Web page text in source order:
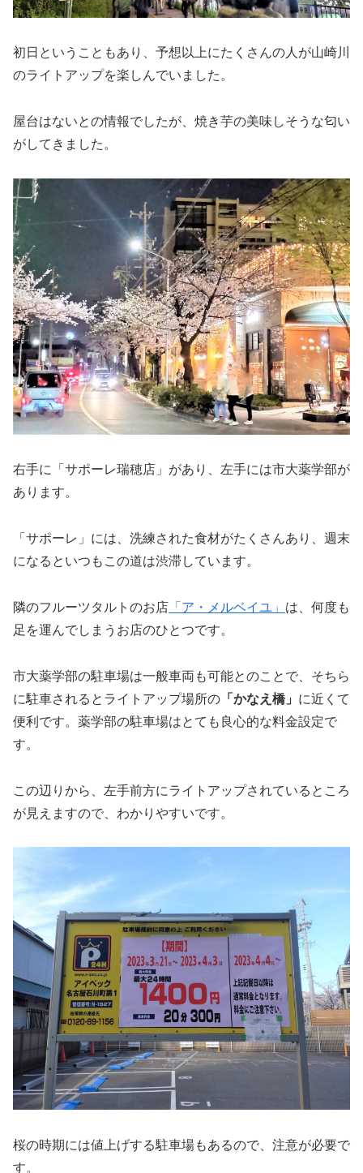
初日ということもあり、予想以上にたくさんの人が山崎川
のライトアップを楽しんでいました。
屋台はないとの情報でしたが、焼き芋の美味しそうな匂い
がしてきました。
右手に「サポーレ瑞穂店」があり、左手には市大薬学部が
あります。
「サポーレ」には、洗練された食材がたくさんあり、週末
になるといつもこの道は渋滞しています。
隣のフルーツタルトのお店 「ア・メルベイユ」 は、何度も
足を運んでしまうお店のひとつです。
市大薬学部の駐車場は一般車両も可能とのことで、そちら
に駐車されるとライトアップ場所の 「かなえ橋」 に近くて
便利です。薬学部の駐車場はとても良心的な料金設定で
す。
この辺りから、左手前方にライトアップされているところ
が見えますので、わかりやすいです。
桜の時期には値上げする駐車場もあるので、注意が必要で
す。